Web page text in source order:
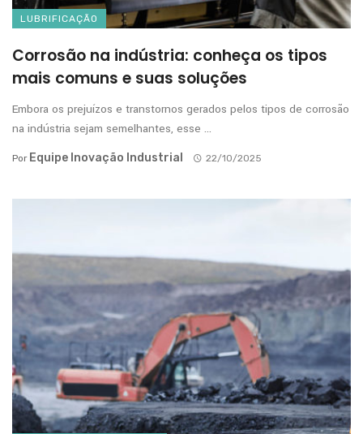
LUBRIFICAÇÃO
Corrosão na indústria: conheça os tipos
mais comuns e suas soluções
Embora os prejuízos e transtornos gerados pelos tipos de corrosão
na indústria sejam semelhantes, esse ...
Por Equipe Inovação Industrial 22/10/2025